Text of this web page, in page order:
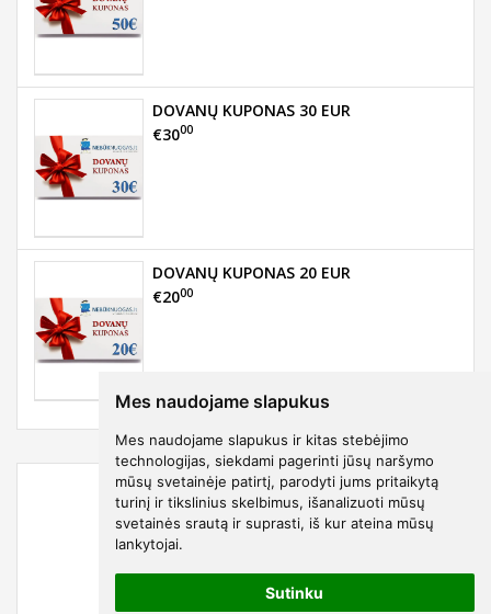
Mes naudojame slapukus
Mes naudojame slapukus ir kitas stebėjimo
technologijas, siekdami pagerinti jūsų naršymo
mūsų svetainėje patirtį, parodyti jums pritaikytą
turinį ir tikslinius skelbimus, išanalizuoti mūsų
svetainės srautą ir suprasti, iš kur ateina mūsų
lankytojai.
Sutinku
DOVANŲ KUPONAS 30 EUR
€3000
DOVANŲ KUPONAS 20 EUR
€2000